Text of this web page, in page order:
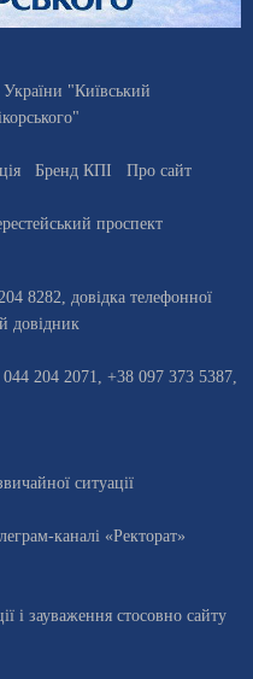
"Київський
Бренд КПІ
Про сайт
проспект
8282, довiдка телефонної
довідник
204 2071, +38 097 373 5387,
ситуації
каналі «Ректорат»
і зауваження стосовно сайту